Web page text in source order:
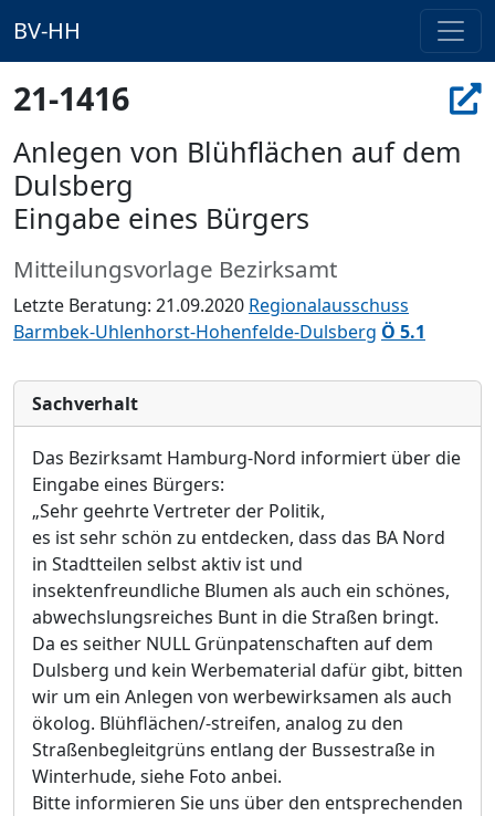
BV-HH
21-1416
Anlegen von Blühflächen auf dem
Dulsberg
Eingabe eines Bürgers
Mitteilungsvorlage Bezirksamt
Letzte Beratung: 21.09.2020 Regionalausschuss
Barmbek-Uhlenhorst-Hohenfelde-Dulsberg Ö 5.1
Sachverhalt
Das Bezirksamt Hamburg-Nord informiert über die
Eingabe eines Bürgers:
„Sehr geehrte Vertreter der Politik,
es ist sehr schön zu entdecken, dass das BA Nord
in Stadtteilen selbst aktiv ist und
insektenfreundliche Blumen als auch ein schönes,
abwechslungsreiches Bunt in die Straßen bringt.
Da es seither NULL Grünpatenschaften auf dem
Dulsberg und kein Werbematerial dafür gibt, bitten
wir um ein Anlegen von werbewirksamen als auch
ökolog. Blühflächen/-streifen, analog zu den
Straßenbegleitgrüns entlang der Bussestraße in
Winterhude, siehe Foto anbei.
Bitte informieren Sie uns über den entsprechenden